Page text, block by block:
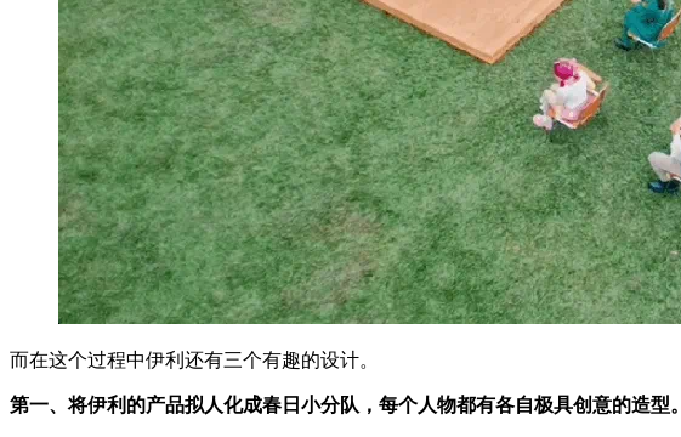
而在这个过程中伊利还有三个有趣的设计。
第一、将伊利的产品拟人化成春日小分队，每个人物都有各自极具创意的造型。